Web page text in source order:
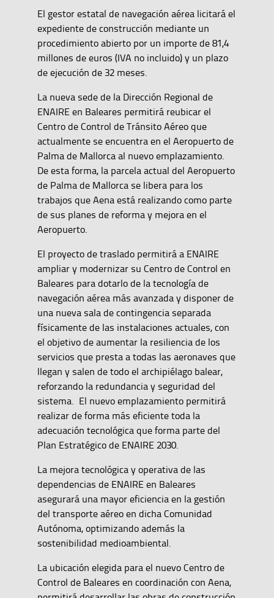
El gestor estatal de navegación aérea licitará el
expediente de construcción mediante un
procedimiento abierto por un importe de 81,4
millones de euros (IVA no incluido) y un plazo
de ejecución de 32 meses.
La nueva sede de la Dirección Regional de
ENAIRE en Baleares permitirá reubicar el
Centro de Control de Tránsito Aéreo que
actualmente se encuentra en el Aeropuerto de
Palma de Mallorca al nuevo emplazamiento.
De esta forma, la parcela actual del Aeropuerto
de Palma de Mallorca se libera para los
trabajos que Aena está realizando como parte
de sus planes de reforma y mejora en el
Aeropuerto.
El proyecto de traslado permitirá a ENAIRE
ampliar y modernizar su Centro de Control en
Baleares para dotarlo de la tecnología de
navegación aérea más avanzada y disponer de
una nueva sala de contingencia separada
físicamente de las instalaciones actuales, con
el objetivo de aumentar la resiliencia de los
servicios que presta a todas las aeronaves que
llegan y salen de todo el archipiélago balear,
reforzando la redundancia y seguridad del
sistema. El nuevo emplazamiento permitirá
realizar de forma más eficiente toda la
adecuación tecnológica que forma parte del
Plan Estratégico de ENAIRE 2030.
La mejora tecnológica y operativa de las
dependencias de ENAIRE en Baleares
asegurará una mayor eficiencia en la gestión
del transporte aéreo en dicha Comunidad
Autónoma, optimizando además la
sostenibilidad medioambiental.
La ubicación elegida para el nuevo Centro de
Control de Baleares en coordinación con Aena,